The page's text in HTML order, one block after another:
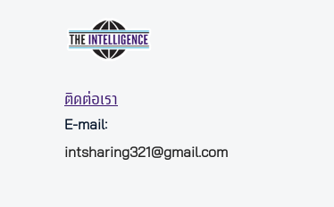
ติดต่อเรา
E-mail:
intsharing321@gmail.com